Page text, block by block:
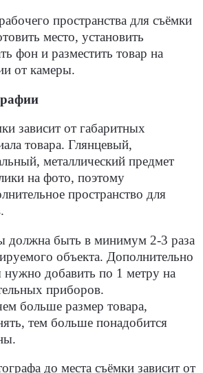
пространства для съёмки
место, установить
фон и разместить товар на
от камеры.
зависит от габаритных
товара. Глянцевый,
металлический предмет
на фото, поэтому
пространство для
должна быть в минимум 2-3 раза
объекта. Дополнительно
добавить по 1 метру на
приборов.
больше размер товара,
тем больше понадобится
до места съёмки зависит от